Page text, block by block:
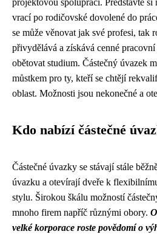
projektovou spolupráci. Představte
vrací po rodičovské dovolené do
se může věnovat jak své profesi, tak
přivydělává a získává cenné
obětovat studium. Částečný úvazek
můstkem pro ty, kteří se chtějí
oblast. Možnosti jsou nekonečné a
Kdo nabízí částečné
Částečné úvazky se stávají stále
úvazku a otevírají dveře k
stylu. Širokou škálu možností
mnoho firem napříč různými obory.
velké korporace roste povědomí o